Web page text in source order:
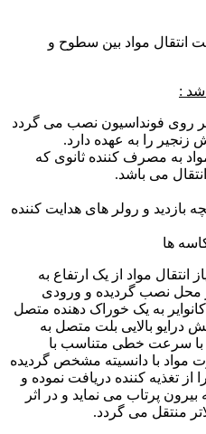
انتقال مواد بين سطوح و
:
روی فونداسيون نصب می گردد
را به عهده دارد.
به مصرف کننده ثانوی که
می باشد.
و رولر های هدايت کننده
ها
انتقال مواد از يک ارتفاع به
در محل نصب گرديده و ورودی
به يک خوراک دهنده متصل
بالايی بلت متصل به
با سرعت خطی متناسب با
مواد با دانسيته مشخص گرديده
تغذيه کننده دريافت نموده و
پرتاب می نمايد و در اثر
منتقل می گردد.